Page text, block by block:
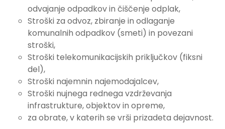
odvajanje odpadkov in čiščenje odplak,
Stroški za odvoz, zbiranje in odlaganje
komunalnih odpadkov (smeti) in povezani
stroški,
Stroški telekomunikacijskih priključkov (fiksni
del),
Stroški najemnin najemodajalcev,
Stroški nujnega rednega vzdrževanja
infrastrukture, objektov in opreme,
za obrate, v katerih se vrši prizadeta dejavnost.